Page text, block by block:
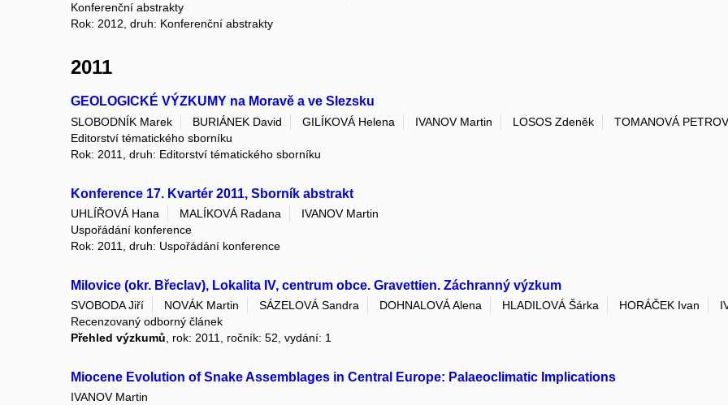
Konferenční abstrakty
Rok: 2012, druh: Konferenční abstrakty
2011
GEOLOGICKÉ VÝZKUMY na Moravě a ve Slezsku
SLOBODNÍK Marek BURIÁNEK David GILÍKOVÁ Helena IVANOV Martin LOSOS Zdeněk
TOMANOVÁ
Editorství tématického sborníku
Rok: 2011, druh: Editorství tématického sborníku
Konference 17. Kvartér 2011, Sborník abstrakt
UHLÍŘOVÁ Hana MALÍKOVÁ Radana
IVANOV Martin
Uspořádání konference
Rok: 2011, druh: Uspořádání konference
Milovice (okr. Břeclav), Lokalita IV, centrum obce. Gravettien. Záchranný výzkum
SVOBODA Jiří NOVÁK Martin SÁZELOVÁ Sandra DOHNALOVÁ Alena HLADILOVÁ Šárka HORÁČEK Ivan
Recenzovaný odborný článek
Přehled výzkumů , rok: 2011, ročník: 52, vydání: 1
Miocene Evolution of Snake Assemblages in Central Europe: Palaeoclimatic Implications
IVANOV Martin